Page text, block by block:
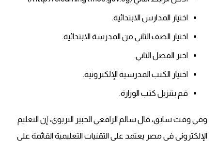
اختيار المدارس الابتدائية.
اختيار الصف الثاني من المدرسة الابتدائية.
اختر الفصل الثاني.
اختيار الكتب المدرسية الإلكترونية.
قم بتنزيل كتب الوزارة.
وفي وقت سابق، قال سالم الرافعي الخبير التربوي، إن التعليم
الإلكتروني في مصر يعتمد على التقنيات التعليمية القائمة على